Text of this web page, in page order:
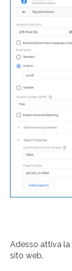
Adesso attiva la
sito web.